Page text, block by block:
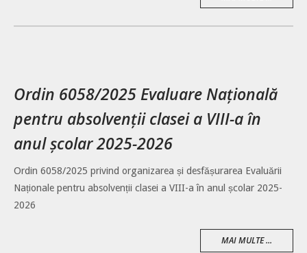
Ordin 6058/2025 Evaluare Națională
pentru absolvenții clasei a VIII-a în
anul școlar 2025-2026
Ordin 6058/2025 privind organizarea și desfășurarea Evaluării
Naționale pentru absolvenții clasei a VIII-a în anul școlar 2025-
2026
MAI MULTE ...